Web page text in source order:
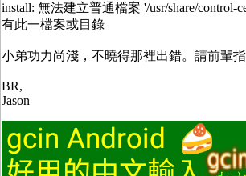
install: 無法建立普通檔案 '/usr/share/control-
有此一檔案或目錄
小弟功力尚淺，不曉得那裡出錯。請前輩
BR,
Jason